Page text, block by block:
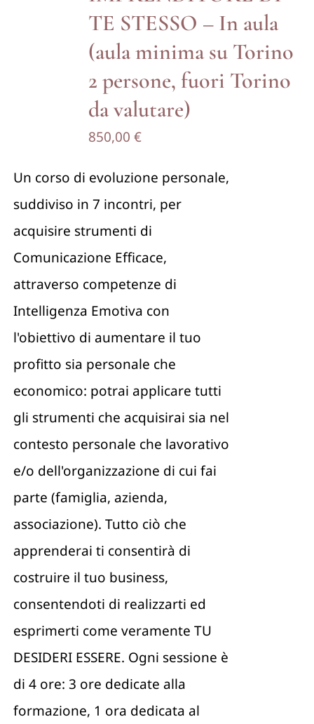
TE STESSO – In aula
(aula minima su Torino
2 persone, fuori Torino
da valutare)
850,00 €
Un corso di evoluzione personale,
suddiviso in 7 incontri, per
acquisire strumenti di
Comunicazione Efficace,
attraverso competenze di
Intelligenza Emotiva con
l'obiettivo di aumentare il tuo
profitto sia personale che
economico: potrai applicare tutti
gli strumenti che acquisirai sia nel
contesto personale che lavorativo
e/o dell'organizzazione di cui fai
parte (famiglia, azienda,
associazione). Tutto ciò che
apprenderai ti consentirà di
costruire il tuo business,
consentendoti di realizzarti ed
esprimerti come veramente TU
DESIDERI ESSERE. Ogni sessione è
di 4 ore: 3 ore dedicate alla
formazione, 1 ora dedicata al